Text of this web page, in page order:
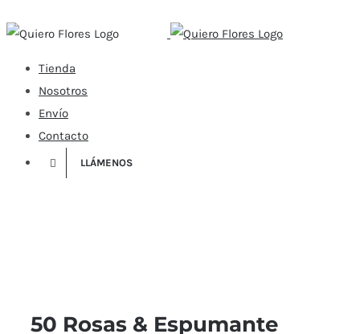
to
contentTienda
Nosotros
Envío
Contacto
LLÁMENOS
50 Rosas & Espumante